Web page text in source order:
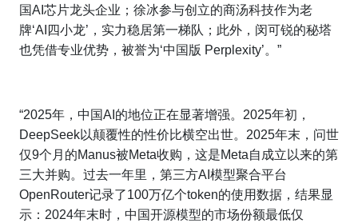
国AI芯片龙头企业；徐冰参与创立的商汤科技作为老
牌‘AI四小龙’，实力稳居第一梯队；此外，闵可锐的秘塔
也凭借专业优势，被誉为‘中国版 Perplexity’。”
“2025年，中国AI的地位正在显著增强。2025年初，
DeepSeek以颠覆性的性价比横空出世。2025年末，问世
仅9个月的Manus被Meta收购，这是Meta自成立以来的第
三大并购。过去一年里，第三方AI模型聚合平台
OpenRouter记录了100万亿个token的使用数据，结果显
示：2024年末时，中国开源模型的市场份额最低仅